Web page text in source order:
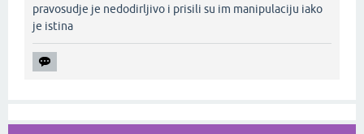
pravosudje je nedodirljivo i prisili su im manipulaciju iako
je istina‌